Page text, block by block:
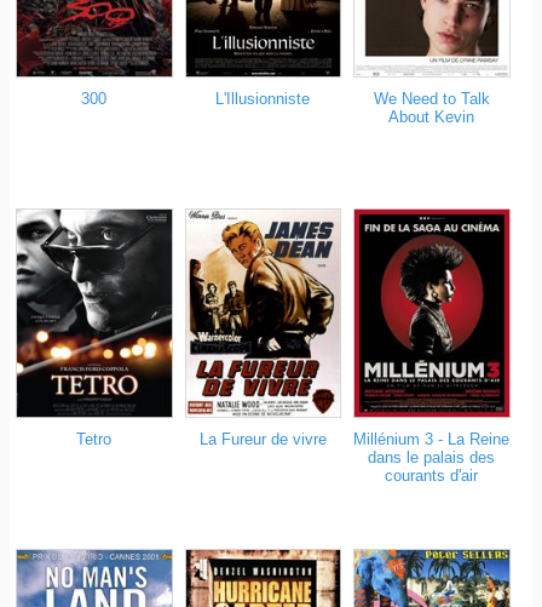
300 L'Illusionniste
We Need to Talk
About Kevin
Tetro La Fureur de vivre
Millénium 3 - La Reine
dans le palais des
courants d'air